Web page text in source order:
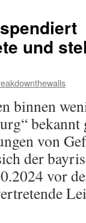
und
binnen
bekannt
von
der
vor